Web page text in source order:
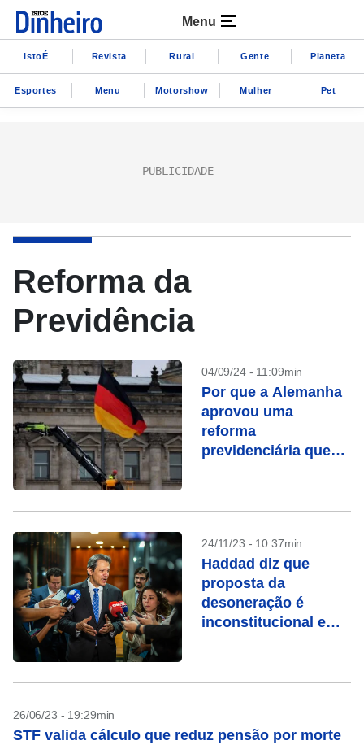
Menu
IstoÉ Revista Rural Gente Planeta
Esportes Menu Motorshow Mulher Pet
Reforma da
Previdência
04/09/24 - 11:09min
Por que a Alemanha
aprovou uma
reforma
previdenciária que
24/11/23 - 10:37min
Haddad diz que
proposta da
desoneração é
inconstitucional e
26/06/23 - 19:29min
STF valida cálculo que reduz pensão por morte